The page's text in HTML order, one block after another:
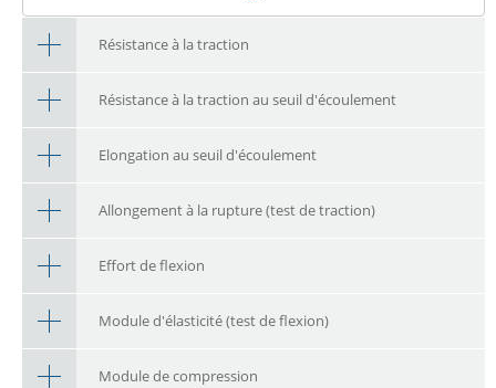
Résistance à la traction
Résistance à la traction au seuil d'écoulement
Elongation au seuil d'écoulement
Allongement à la rupture (test de traction)
Effort de flexion
Module d'élasticité (test de flexion)
Module de compression